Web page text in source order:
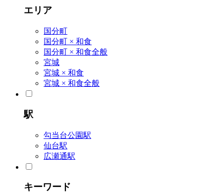
エリア
国分町
国分町 × 和食
国分町 × 和食全般
宮城
宮城 × 和食
宮城 × 和食全般
駅
勾当台公園駅
仙台駅
広瀬通駅
キーワード